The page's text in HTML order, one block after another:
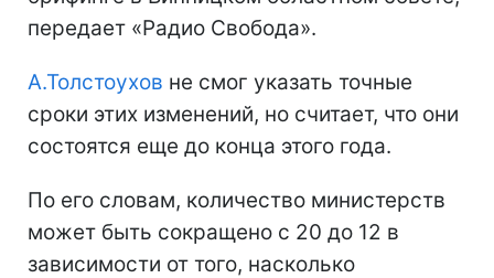
передает «Радио Свобода».
А.Толстоухов не смог указать точные
сроки этих изменений, но считает, что они
состоятся еще до конца этого года.
По его словам, количество министерств
может быть сокращено с 20 до 12 в
зависимости от того, насколько